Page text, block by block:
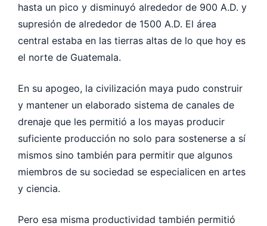
hasta un pico y disminuyó alrededor de 900 A.D. y
supresión de alrededor de 1500 A.D. El área
central estaba en las tierras altas de lo que hoy es
el norte de Guatemala.
En su apogeo, la civilización maya pudo construir
y mantener un elaborado sistema de canales de
drenaje que les permitió a los mayas producir
suficiente producción no solo para sostenerse a sí
mismos sino también para permitir que algunos
miembros de su sociedad se especialicen en artes
y ciencia.
Pero esa misma productividad también permitió